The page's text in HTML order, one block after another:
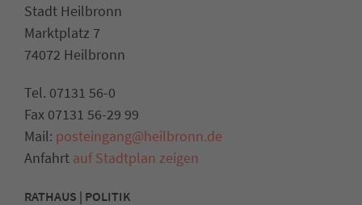
Stadt Heilbronn
Marktplatz 7
74072 Heilbronn
Tel. 07131 56-0
Fax 07131 56-29 99
Mail: posteingang@heilbronn.de
Anfahrt auf Stadtplan zeigen
RATHAUS | POLITIK